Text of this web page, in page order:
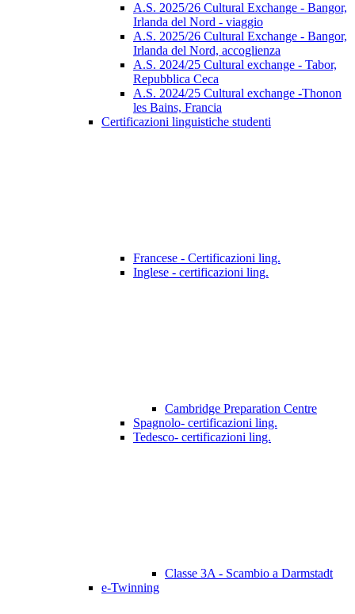
A.S. 2025/26 Cultural Exchange - Bangor,
Irlanda del Nord - viaggio
A.S. 2025/26 Cultural Exchange - Bangor,
Irlanda del Nord, accoglienza
A.S. 2024/25 Cultural exchange - Tabor,
Repubblica Ceca
A.S. 2024/25 Cultural exchange -Thonon
les Bains, Francia
Certificazioni linguistiche studenti
Francese - Certificazioni ling.
Inglese - certificazioni ling.
Cambridge Preparation Centre
Spagnolo- certificazioni ling.
Tedesco- certificazioni ling.
Classe 3A - Scambio a Darmstadt
e-Twinning